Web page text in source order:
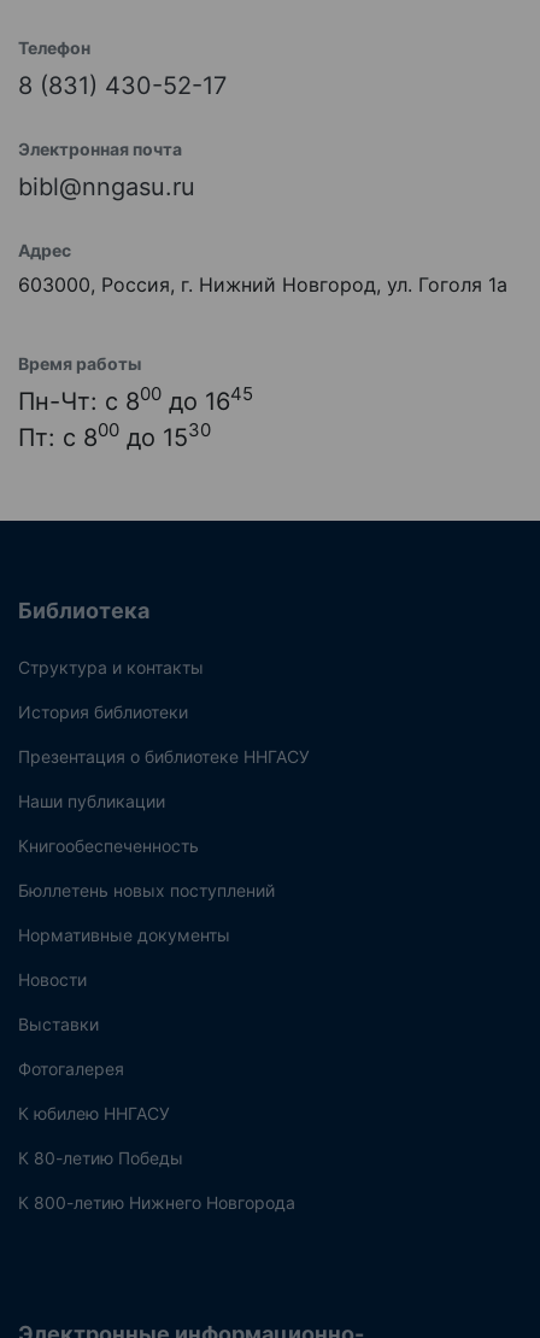
Телефон
8 (831) 430-52-17
Электронная почта
bibl@nngasu.ru
Адрес
603000, Россия, г. Нижний Новгород, ул. Гоголя 1а
Время работы
Пн-Чт: с 800 до 1645
Пт: с 800 до 1530
Библиотека
Структура и контакты
История библиотеки
Презентация о библиотеке ННГАСУ
Наши публикации
Книгообеспеченность
Бюллетень новых поступлений
Нормативные документы
Новости
Выставки
Фотогалерея
К юбилею ННГАСУ
К 80-летию Победы
К 800-летию Нижнего Новгорода